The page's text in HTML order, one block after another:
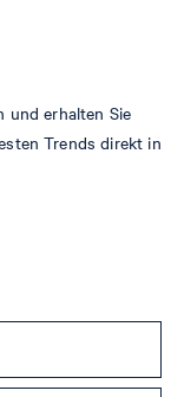
und erhalten Sie
Trends direkt in